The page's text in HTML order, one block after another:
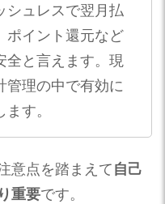
シュレスで翌月払
ポイント還元など
全と言えます。現
管理の中で有効に
す。
意点を踏まえて 自己
重要です。